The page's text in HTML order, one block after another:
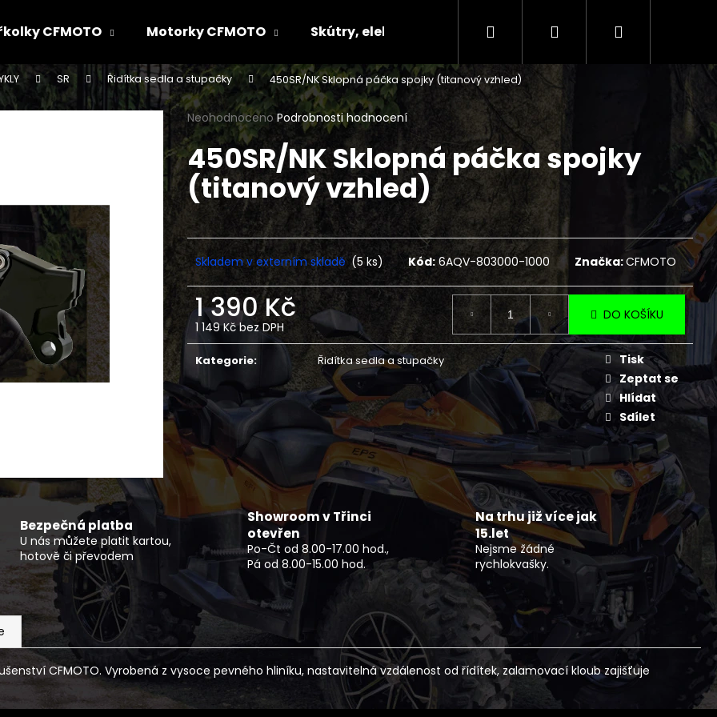
CFMOTO Motorky CFMOTO Skútry, elektr.skútry CENÍK SERVISNÍCH ÚKONŮ
Hledat PřihlášeníNákupní
SR Řidítka sedla a stupačky 450SR/NK Sklopná páčka spojky (titanový vzhled)
Průměrné
hodnocení
produktu
je
0,0
z
5
hvězdiček.
Neohodnoceno Podrobnosti hodnocení
450SR/NK Sklopná páčka spojky
(titanový vzhled)
Skladem v externím skladě (5 ks) Kód: 6AQV-803000-1000 Značka:CFMOTO
1 390 Kč
1 149 Kč bez DPH
Měrná
cena:
DO KOŠÍKU
Kategorie: Řidítka sedla a stupačky
Tisk
Zeptat se
Hlídat
Sdílet
Bezpečná platba
U nás můžete platit kartou,
hotově či převodem
Showroom v Třinci
otevřen
Po-Čt od 8.00-17.00 hod.,
Pá od 8.00-15.00 hod.
Na trhu již více jak
15.let
Nejsme žádné
rychlokvašky.
CFMOTO. Vyrobená z vysoce pevného hliníku, nastavitelná vzdálenost od řídítek, zalamovací kloub zajišťuje
Co potřebujete najít?
HLEDAT
Doporučujeme
Následující
VESTA PÁNSKÁ TRAIL
Kč
DĚTSKÁ BUGGY KAYO S70
33 990 Kč